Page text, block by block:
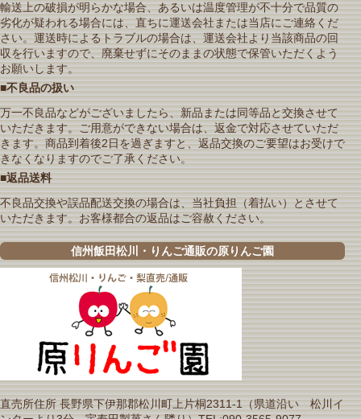
輸送上の破損が明らかな場合、あるいは温度管理が不十分で品質の
劣化が疑われる場合には、直ちに運送会社または当店にご連絡くだ
さい。運送時によるトラブルの場合は、運送会社より当該商品の回
収を行いますので、廃棄せずにそのままの状態で保管いただくよう
お願いします。
■不良品の扱い
万一不良品などがございましたら、新品または同等品と交換させて
いただきます。ご用意ができない場合は、返金で対応させていただ
きます。商品到着後2日を過ぎますと、返品交換のご要望はお受けで
きなくなりますのでご了承ください。
■返品送料
不良品交換や誤品配送交換の場合は、当社負担（着払い）とさせて
いただきます。お客様都合の返品はご容赦ください。
信州飯田松川・りんご通販の原りんご園
直売所住所 長野県下伊那郡松川町上片桐2311-1（県道沿い 松川イ